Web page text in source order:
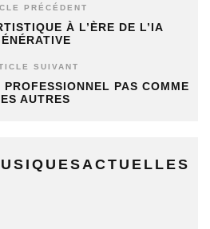
PRÉCÉDENT
À L’ÈRE DE L’IA
SUIVANT
PAS COMME
AUTRES